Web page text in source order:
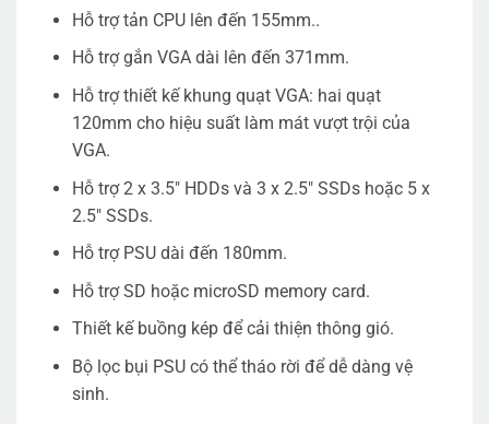
Hỗ trợ tản CPU lên đến 155mm..
Hỗ trợ gắn VGA dài lên đến 371mm.
Hỗ trợ thiết kế khung quạt VGA: hai quạt
120mm cho hiệu suất làm mát vượt trội của
VGA.
Hỗ trợ 2 x 3.5″ HDDs và 3 x 2.5″ SSDs hoặc 5 x
2.5″ SSDs.
Hỗ trợ PSU dài đến 180mm.
Hỗ trợ SD hoặc microSD memory card.
Thiết kế buồng kép để cải thiện thông gió.
Bộ lọc bụi PSU có thể tháo rời để dễ dàng vệ
sinh.